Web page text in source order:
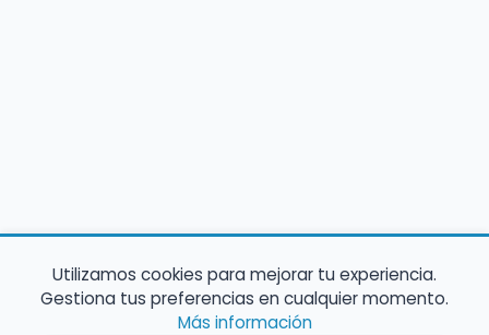
Utilizamos cookies para mejorar tu experiencia.
Gestiona tus preferencias en cualquier momento.
Más información